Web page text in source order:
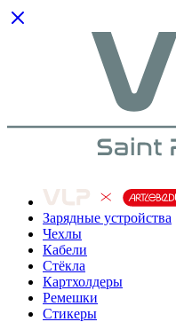
Зарядные устройства
Чехлы
Кабели
Cтёкла
Картхолдеры
Ремешки
Стикеры